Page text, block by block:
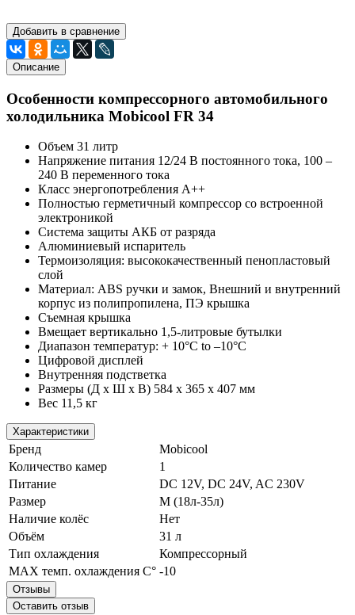
Добавить в сравнение
Описание
Особенности компрессорного автомобильного
холодильника Mobicool FR 34
Объем 31 литр
Напряжение питания 12/24 В постоянного тока, 100 –
240 В переменного тока
Класс энергопотребления A++
Полностью герметичный компрессор со встроенной
электроникой
Система защиты АКБ от разряда
Алюминиевый испаритель
Термоизоляция: высококачественный пенопластовый
слой
Материал: ABS ручки и замок, Внешний и внутренний
корпус из полипропилена, ПЭ крышка
Съемная крышка
Вмещает вертикально 1,5-литровые бутылки
Диапазон температур: + 10°C to –10°C
Цифровой дисплей
Внутренняя подстветка
Размеры (Д x Ш x В) 584 x 365 x 407 мм
Вес 11,5 кг
Характеристики
Бренд
Mobicool
Количество камер
1
Питание
DC 12V, DC 24V, AC 230V
Размер
M (18л-35л)
Наличие колёс
Нет
Объём
31 л
Тип охлаждения
Компрессорный
MAX темп. охлаждения С° -10
Отзывы
Оставить отзыв